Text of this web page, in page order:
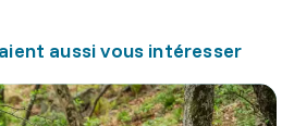
aussi vous intéresser